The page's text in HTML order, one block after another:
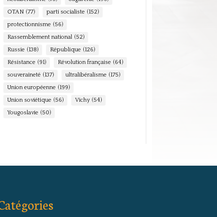
OTAN (77) parti socialiste (152)
protectionnisme (56)
Rassemblement national (52)
Russie (138) République (126)
Résistance (91) Révolution française (64)
souveraineté (137) ultralibéralisme (175)
Union européenne (199)
Union soviétique (56) Vichy (54)
Yougoslavie (50)